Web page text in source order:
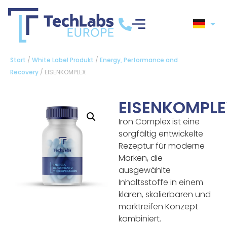
Start / White Label Produkt / Energy, Performance and
Recovery / EISENKOMPLEX
Iron Complex ist eine
sorgfältig entwickelte
Rezeptur für moderne
Marken, die
ausgewählte
Inhaltsstoffe in einem
klaren, skalierbaren und
marktreifen Konzept
kombiniert.